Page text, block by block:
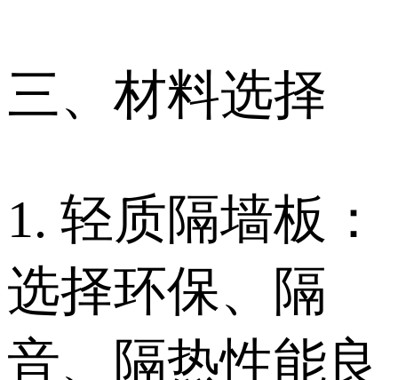
三、材料选择
1. 轻质隔墙板：
选择环保、隔
音、隔热性能良